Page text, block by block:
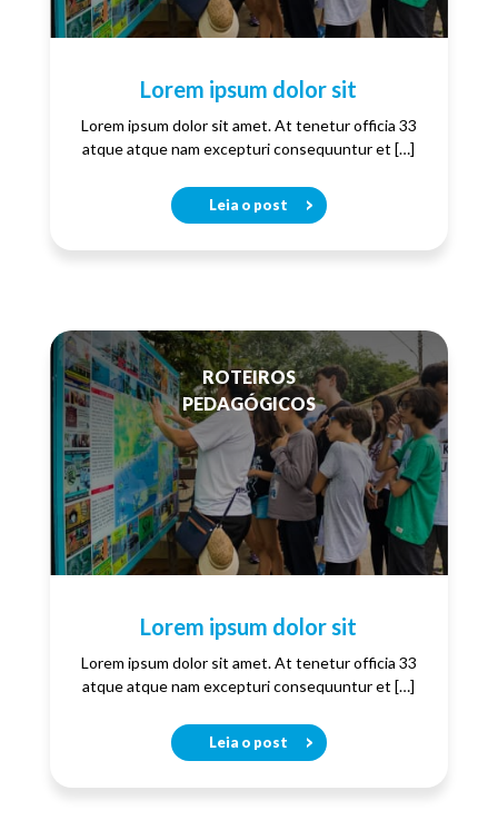
Lorem ipsum dolor sit
Lorem ipsum dolor sit amet. At tenetur officia 33
atque atque nam excepturi consequuntur et […]
Leia o post
ROTEIROS
PEDAGÓGICOS
Lorem ipsum dolor sit
Lorem ipsum dolor sit amet. At tenetur officia 33
atque atque nam excepturi consequuntur et […]
Leia o post